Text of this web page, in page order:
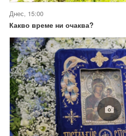
Днес, 15:00
Какво време ни очаква?